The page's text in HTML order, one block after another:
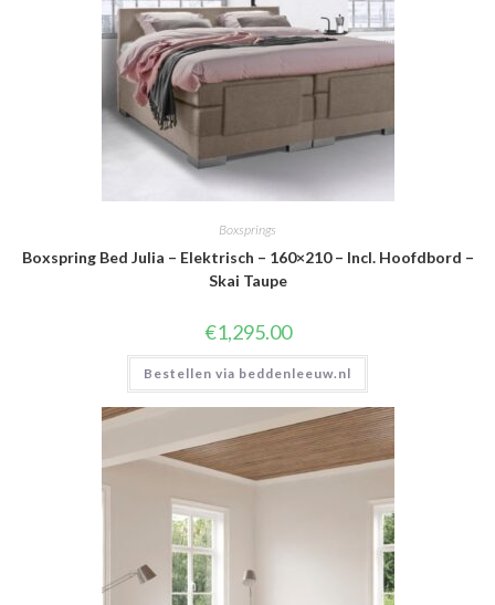
Boxsprings
Boxspring Bed Julia – Elektrisch – 160×210 – Incl. Hoofdbord –
Skai Taupe
€1,295.00
Bestellen via beddenleeuw.nl